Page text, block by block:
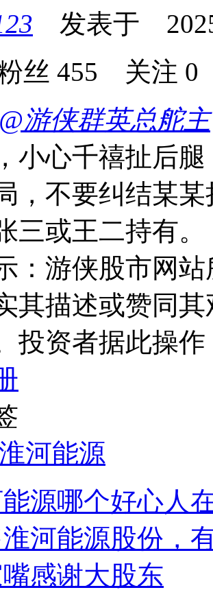
发表于
丝 455 关注 0
@游侠群英总舵主
小心千禧扯后腿
，不要纠结某
三或王二持有。
：游侠股市网
其描述或赞同
投资者据此操
河能源
源哪个好心人
河能源股份，
感谢大股东